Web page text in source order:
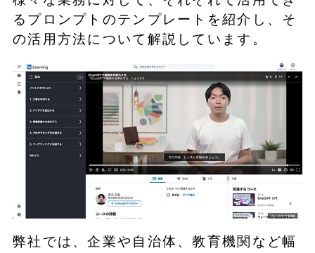
るプロンプトのテンプレートを紹介し、そ
の活用方法について解説しています。
弊社では、企業や自治体、教育機関など幅